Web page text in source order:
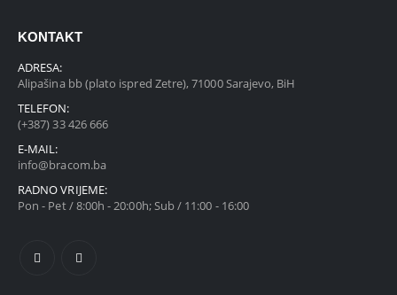
KONTAKT
ADRESA:
Alipašina bb (plato ispred Zetre), 71000 Sarajevo, BiH
TELEFON:
(+387) 33 426 666
E-MAIL:
info@bracom.ba
RADNO VRIJEME:
Pon - Pet / 8:00h - 20:00h; Sub / 11:00 - 16:00